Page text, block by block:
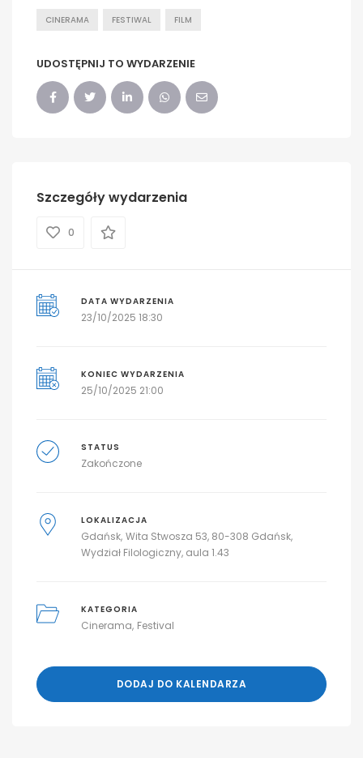
CINERAMA FESTIWAL FILM
UDOSTĘPNIJ TO WYDARZENIE
Szczegóły wydarzenia
0
DATA WYDARZENIA
23/10/2025 18:30
KONIEC WYDARZENIA
25/10/2025 21:00
STATUS
Zakończone
LOKALIZACJA
Gdańsk Wita Stwosza 53, 80-308 Gdańsk
Wydział Filologiczny, aula 1.43
KATEGORIA
Cinerama Festival
DODAJ DO KALENDARZA